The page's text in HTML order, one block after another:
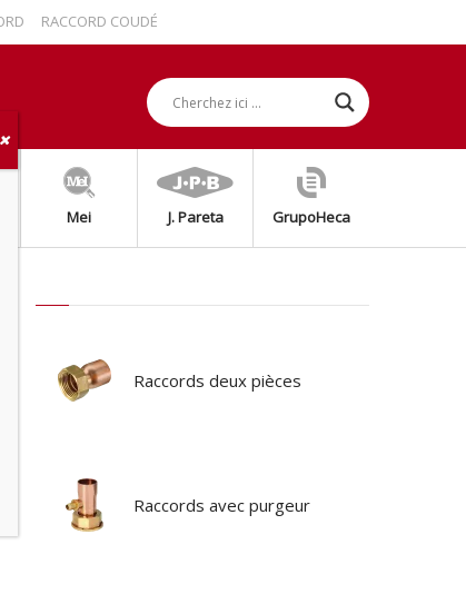
RACCORD COUDÉ AVEC REBORD
Mei J. Pareta GrupoHeca
Raccords deux pièces
Raccords avec purgeur